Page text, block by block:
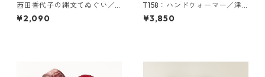
西田香代子の縄文てぬぐい／
トゥプ （赤とベージュ）２色
染め
¥2,090
T158：ハンドウォーマー／津
田命子デザインアイヌ文様編
み込みハンドウォーマー
¥3,850